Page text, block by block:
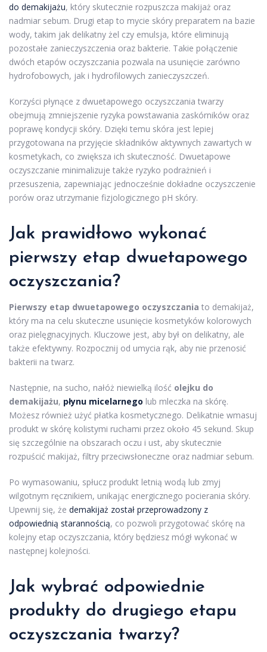
do demakijażu, który skutecznie rozpuszcza makijaż oraz
nadmiar sebum. Drugi etap to mycie skóry preparatem na bazie
wody, takim jak delikatny żel czy emulsja, które eliminują
pozostałe zanieczyszczenia oraz bakterie. Takie połączenie
dwóch etapów oczyszczania pozwala na usunięcie zarówno
hydrofobowych, jak i hydrofilowych zanieczyszczeń.
Korzyści płynące z dwuetapowego oczyszczania twarzy
obejmują zmniejszenie ryzyka powstawania zaskórników oraz
poprawę kondycji skóry. Dzięki temu skóra jest lepiej
przygotowana na przyjęcie składników aktywnych zawartych w
kosmetykach, co zwiększa ich skuteczność. Dwuetapowe
oczyszczanie minimalizuje także ryzyko podrażnień i
przesuszenia, zapewniając jednocześnie dokładne oczyszczenie
porów oraz utrzymanie fizjologicznego pH skóry.
Jak prawidłowo wykonać
pierwszy etap dwuetapowego
oczyszczania?
Pierwszy etap dwuetapowego oczyszczania to demakijaż,
który ma na celu skuteczne usunięcie kosmetyków kolorowych
oraz pielęgnacyjnych. Kluczowe jest, aby był on delikatny, ale
także efektywny. Rozpocznij od umycia rąk, aby nie przenosić
bakterii na twarz.
Następnie, na sucho, nałóż niewielką ilość olejku do
demakijażu, płynu micelarnego lub mleczka na skórę.
Możesz również użyć płatka kosmetycznego. Delikatnie wmasuj
produkt w skórę kolistymi ruchami przez około 45 sekund. Skup
się szczególnie na obszarach oczu i ust, aby skutecznie
rozpuścić makijaż, filtry przeciwsłoneczne oraz nadmiar sebum.
Po wymasowaniu, spłucz produkt letnią wodą lub zmyj
wilgotnym ręcznikiem, unikając energicznego pocierania skóry.
Upewnij się, że demakijaż został przeprowadzony z
odpowiednią starannością, co pozwoli przygotować skórę na
kolejny etap oczyszczania, który będziesz mógł wykonać w
następnej kolejności.
Jak wybrać odpowiednie
produkty do drugiego etapu
oczyszczania twarzy?